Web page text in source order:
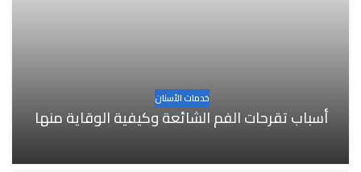
خدمات الأسنان
أسباب تقرحات الفم الشائعة وكيفية الوقاية منها